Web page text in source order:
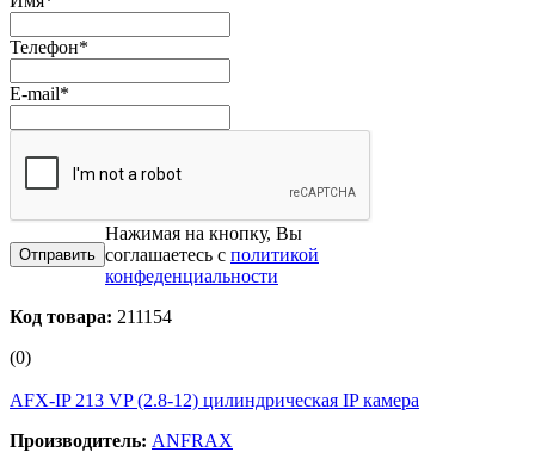
Телефон*
E-mail*
Нажимая на кнопку, Вы
соглашаетесь с политикой
конфеденциальности
Код товара: 211154
(0)
AFX-IP 213 VP (2.8-12) цилиндрическая IP камера
Производитель: ANFRAX